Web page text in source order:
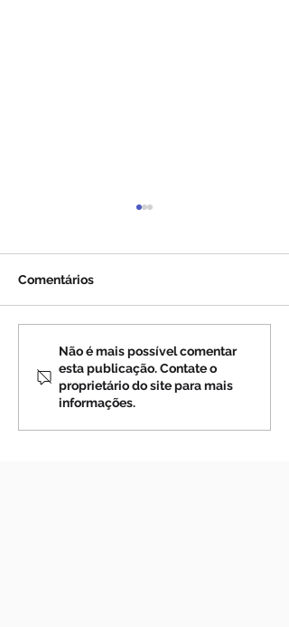
Profecias sobre a Rússia
(4)
Comentários
Não é mais possível comentar
esta publicação. Contate o
proprietário do site para mais
informações.